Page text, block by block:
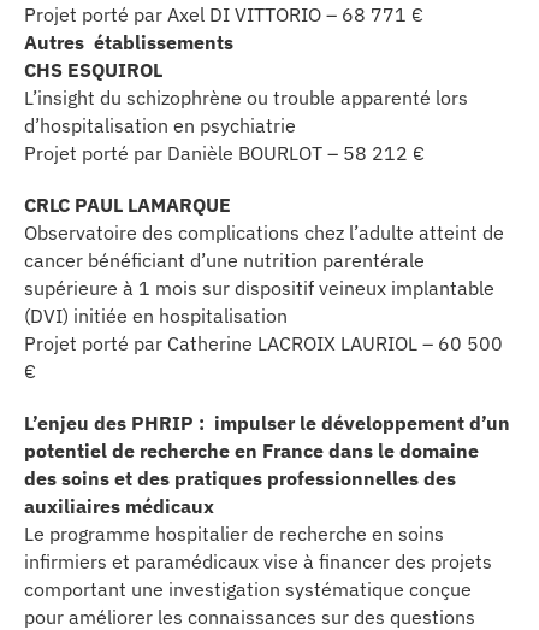
Projet porté par Axel DI VITTORIO – 68 771 €
Autres établissements
CHS ESQUIROL
L’insight du schizophrène ou trouble apparenté lors
d’hospitalisation en psychiatrie
Projet porté par Danièle BOURLOT – 58 212 €
CRLC PAUL LAMARQUE
Observatoire des complications chez l’adulte atteint de
cancer bénéficiant d’une nutrition parentérale
supérieure à 1 mois sur dispositif veineux implantable
(DVI) initiée en hospitalisation
Projet porté par Catherine LACROIX LAURIOL – 60 500
€
L’enjeu des PHRIP : impulser le développement d’un
potentiel de recherche en France dans le domaine
des soins et des pratiques professionnelles des
auxiliaires médicaux
Le programme hospitalier de recherche en soins
infirmiers et paramédicaux vise à financer des projets
comportant une investigation systématique conçue
pour améliorer les connaissances sur des questions